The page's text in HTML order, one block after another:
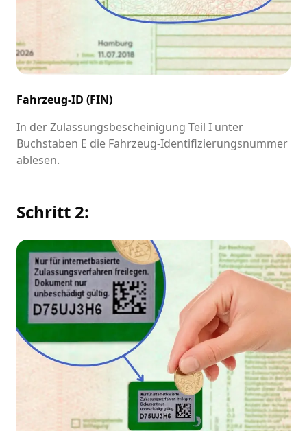
Fahrzeug-ID (FIN)
In der Zulassungsbescheinigung Teil I unter
Buchstaben E die Fahrzeug-Identifizierungsnummer
ablesen.
Schritt 2: